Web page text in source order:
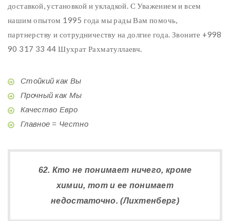
доставкой, установкой и укладкой. С Уважением и всем
нашим опытом 1995 года мы рады Вам помочь,
партнерству и сотрудничеству на долгие года. Звоните +998
90 317 33 44 Шухрат Рахматуллаевч.
Стойкий как Вы
Прочный как Мы
Качество Евро
Главное = Честно
62. Кто не понимает ничего, кроме
химии, тот и ее понимает
недостаточно. (Лихтенберг)